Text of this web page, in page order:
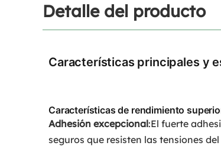
Detalle del producto
Características principales y
Características de rendimiento
Adhesión excepcional:El fuerte
seguros que resisten las tensiones